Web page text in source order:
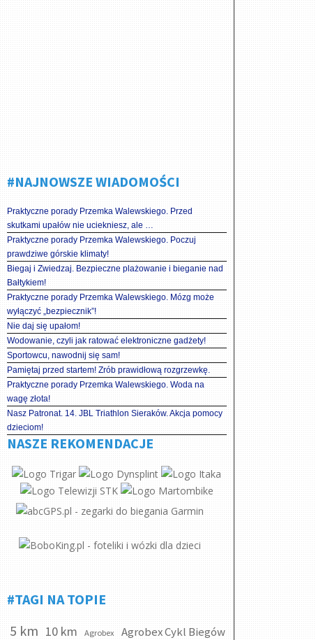
#NAJNOWSZE WIADOMOŚCI
Praktyczne porady Przemka Walewskiego. Przed
skutkami upałów nie uciekniesz, ale …
Praktyczne porady Przemka Walewskiego. Poczuj
prawdziwe górskie klimaty!
Biegaj i Zwiedzaj. Bezpieczne plażowanie i bieganie nad
Bałtykiem!
Praktyczne porady Przemka Walewskiego. Mózg może
wyłączyć „bezpiecznik”!
Nie daj się upałom!
Wodowanie, czyli jak ratować elektroniczne gadżety!
Sportowcu, nawodnij się sam!
Pamiętaj przed startem! Zrób prawidłową rozgrzewkę.
Praktyczne porady Przemka Walewskiego. Woda na
wagę złota!
Nasz Patronat. 14. JBL Triathlon Sieraków. Akcja pomocy
dzieciom!
NASZE REKOMENDACJE
#TAGI NA TOPIE
5 km 10 km Agrobex
Agrobex Cykl Biegów